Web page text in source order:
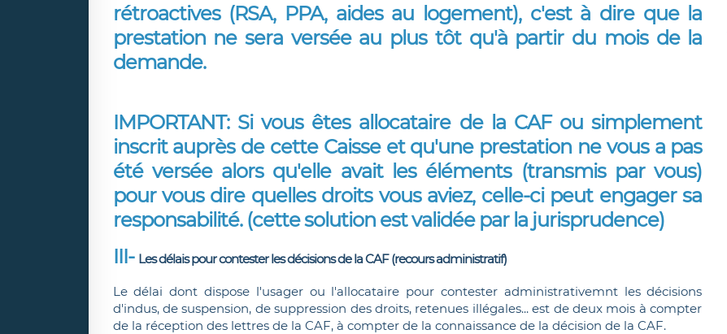
rétroactives (RSA, PPA, aides au logement), c'est à dire que la
prestation ne sera versée au plus tôt qu'à partir du mois de la
demande.
IMPORTANT: Si vous êtes allocataire de la CAF ou simplement
inscrit auprès de cette Caisse et qu'une prestation ne vous a pas
été versée alors qu'elle avait les éléments (transmis par vous)
pour vous dire quelles droits vous aviez, celle-ci peut engager sa
responsabilité. (cette solution est validée par la jurisprudence)
​III- Les délais pour contester les décisions de la CAF (recours administratif)
Le délai dont dispose l'usager ou l'allocataire pour contester administrativemnt les décisions
d'indus, de suspension, de suppression des droits, retenues illégales... est de deux mois à compter
de la réception des lettres de la CAF, à compter de la connaissance de la décision de la CAF.